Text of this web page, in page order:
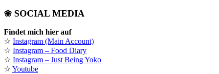
❀ SOCIAL MEDIA
Findet mich hier auf
☆ Instagram (Main Account)
☆ Instagram – Food Diary
☆ Instagram – Just Being Yoko
☆ Youtube